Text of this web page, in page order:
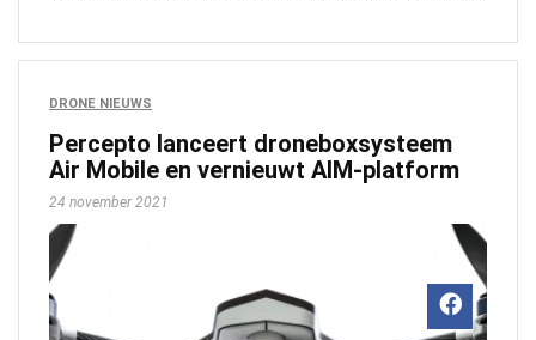
DRONE NIEUWS
Percepto lanceert droneboxsysteem
Air Mobile en vernieuwt AIM-platform
24 november 2021